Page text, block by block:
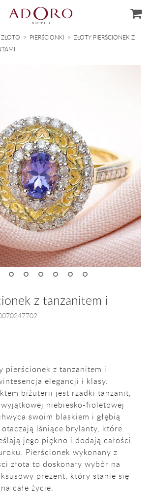
ZŁOTO > PIERŚCIONKI > ZŁOTY PIERŚCIONEK Z
z tanzanitem i
pierścionek z tanzanitem i
elegancji i klasy.
biżuterii jest rzadki tanzanit,
niebiesko-fioletowej
swoim blaskiem i głębią
lśniące brylanty, które
jego piękno i dodają całości
Pierścionek wykonany z
złota to doskonały wybór na
prezent, który stanie się
całe życie.